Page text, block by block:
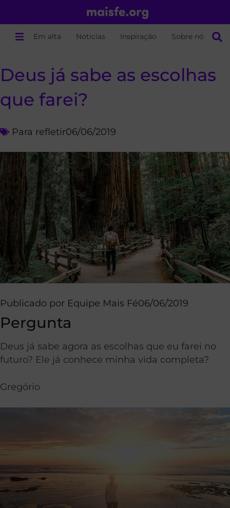
Em alta Notícias Inspiração Sobre nós
Deus já sabe as escolhas
que farei?
Para refletir06/06/2019
Publicado por Equipe Mais Fé06/06/2019
Pergunta
Deus já sabe agora as escolhas que eu farei no
futuro? Ele já conhece minha vida completa?
Gregório